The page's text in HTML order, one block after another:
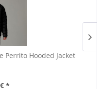
Perrito Hooded Jacket
*